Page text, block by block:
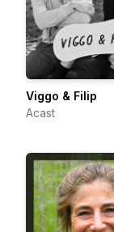
Viggo & Filip
Acast